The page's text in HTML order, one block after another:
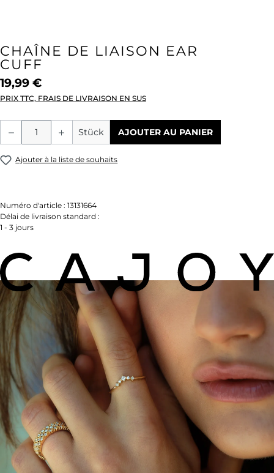
CHAÎNE DE LIAISON EAR
CUFF
19,99 €
PRIX TTC, FRAIS DE LIVRAISON EN SUS
Quantité de produit : Entrez la
Stück AJOUTER AU PANIER
Ajouter à la liste de souhaits
Numéro d'article : 13131664
Délai de livraison standard :
1 - 3 jours